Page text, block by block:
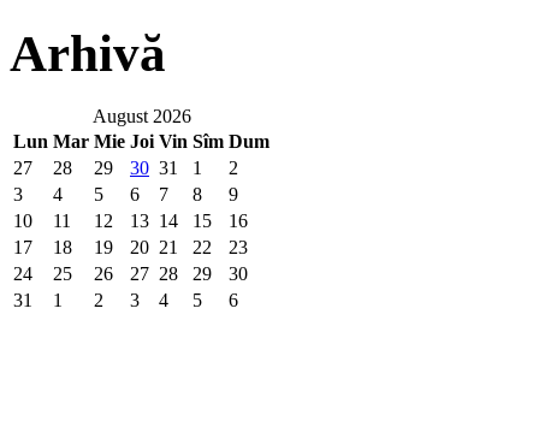
Arhivă
August 2026
Lun Mar Mie Joi Vin Sîm Dum
27
28 29 30 31 1
2
3
4 5 6 7 8
9
10
11 12 13 14 15
16
17
18 19 20 21 22
23
24
25 26 27 28 29
30
31
1 2 3 4 5 6